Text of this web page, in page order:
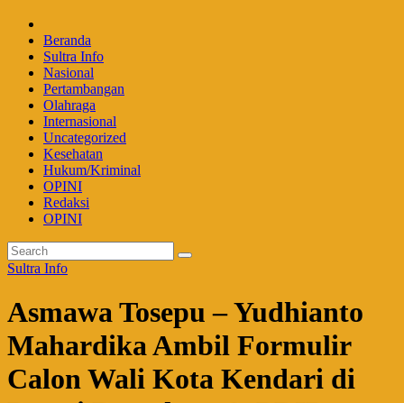
Beranda
Sultra Info
Nasional
Pertambangan
Olahraga
Internasional
Uncategorized
Kesehatan
Hukum/Kriminal
OPINI
Redaksi
OPINI
Sultra Info
Asmawa Tosepu – Yudhianto
Mahardika Ambil Formulir
Calon Wali Kota Kendari di